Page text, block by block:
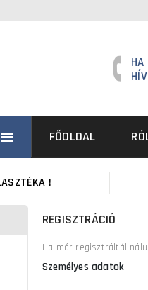
HA
FŐOLDAL
!
REGISZTRÁCIÓ
Ha már regisztráltál
Személyes adatok